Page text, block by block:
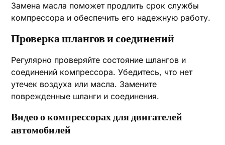
Замена масла поможет продлить срок службы
компрессора и обеспечить его надежную работу.
Проверка шлангов и соединений
Регулярно проверяйте состояние шлангов и
соединений компрессора. Убедитесь, что нет
утечек воздуха или масла. Замените
поврежденные шланги и соединения.
Видео о компрессорах для двигателей
автомобилей